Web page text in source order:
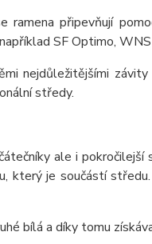
připevňují
SF Optimo,
nejdůležitějšími
středy.
ale i
který je součástí
bílá a díky tomu